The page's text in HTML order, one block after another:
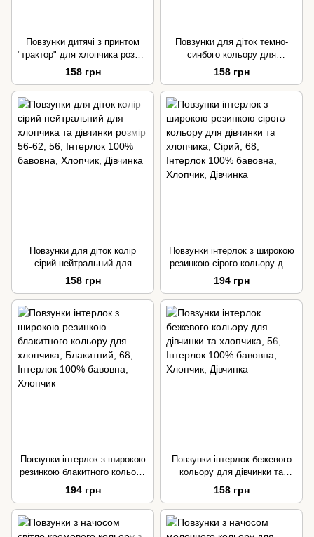
Повзунки дитячі з принтом
"трактор" для хлопчика розмір
56
158 грн
Повзунки для діток темно-
синбого кольору для
хлопчика та дівчинки розмір
158 грн
Повзунки для діток колір
сірий нейтральний для
хлопчика та дівчинки розмір
56-62
158 грн
Повзунки інтерлок з широкою
резинкою сірого кольору для
дівчинки та хлопчика
194 грн
Повзунки інтерлок з широкою
резинкою блакитного кольору
для хлопчика
194 грн
Повзунки інтерлок бежевого
кольору для дівчинки та
хлопчика
158 грн